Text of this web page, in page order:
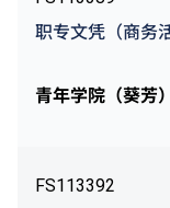
职专文凭（商务
青年学院（葵芳）
FS113392